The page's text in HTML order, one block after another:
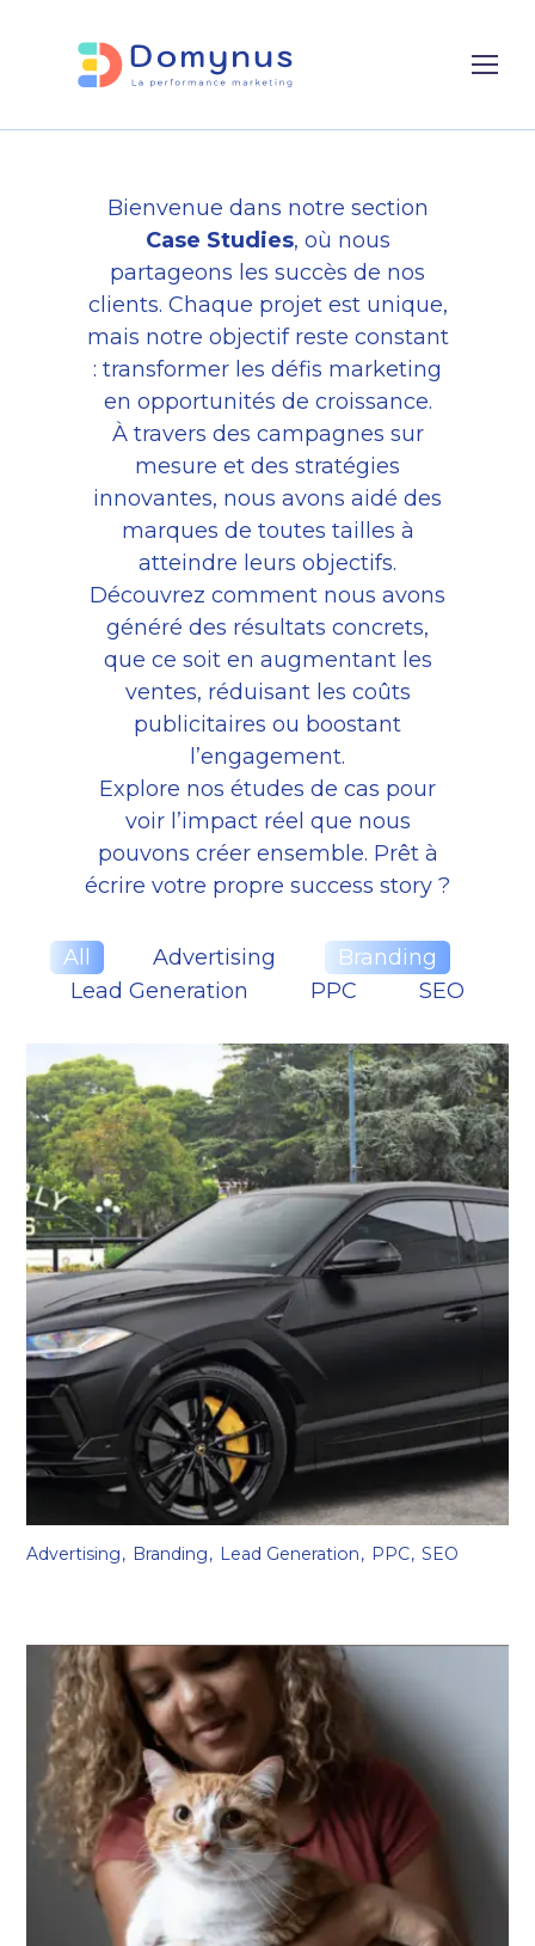
Our Case Studies
Bienvenue dans notre section
Case Studies, où nous
partageons les succès de nos
clients. Chaque projet est unique,
mais notre objectif reste constant
: transformer les défis marketing
en opportunités de croissance.
À travers des campagnes sur
mesure et des stratégies
innovantes, nous avons aidé des
marques de toutes tailles à
atteindre leurs objectifs.
Découvrez comment nous avons
généré des résultats concrets,
que ce soit en augmentant les
ventes, réduisant les coûts
publicitaires ou boostant
l’engagement.
Explore nos études de cas pour
voir l’impact réel que nous
pouvons créer ensemble. Prêt à
écrire votre propre success story ?
All Advertising
Branding
Lead Generation
PPC SEO
Advertising Branding Lead Generation PPC SEO